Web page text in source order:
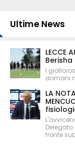
Ultime News
LECCE
I
domani
LA
fronte